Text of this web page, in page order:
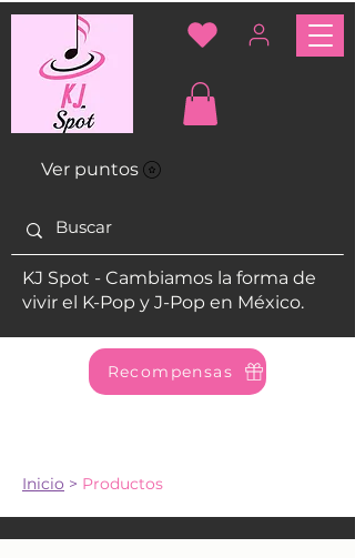
Ver puntos
KJ Spot - Cambiamos la forma de
vivir el K-Pop y J-Pop en México.
Recompensas
Inicio > Productos